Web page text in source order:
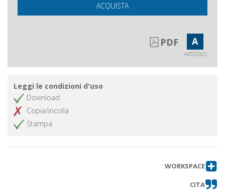
ACQUISTA
PDF A
ARTICOLO
Leggi le condizioni d'uso
Download
Copia/incolla
Stampa
WORKSPACE
CITA